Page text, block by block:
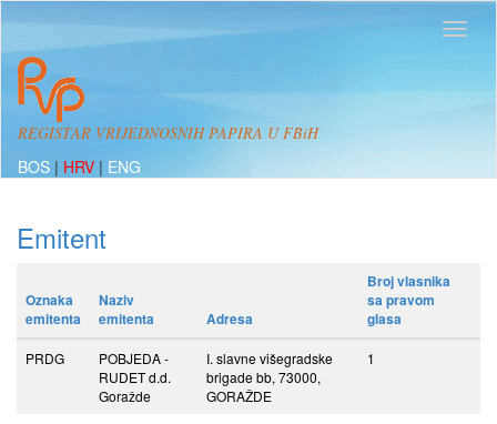
REGISTAR VRIJEDNOSNIH PAPIRA U FBiH
BOS | HRV | ENG
Emitent
Oznaka
emitenta
Naziv
emitenta
Adresa
Broj vlasnika
sa pravom
glasa
PRDG
POBJEDA -
RUDET d.d.
Goražde
I. slavne višegradske
brigade bb, 73000,
GORAŽDE
1